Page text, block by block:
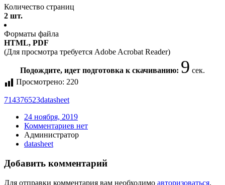
Количество страниц
2 шт.
Форматы файла
HTML, PDF
(Для просмотра требуется Adobe Acrobat Reader)
Подождите, идет подготовка к скачиванию: 9 сек.
Просмотрено: 220
714376523datasheet
24 ноября, 2019
Комментариев нет
Администратор
datasheet
Добавить комментарий
Для отправки комментария вам необходимо авторизоваться.